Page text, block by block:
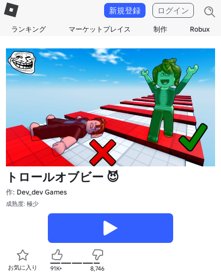
ランキング マーケットプレイス 制作 Robux
新規登録 ログイン
トロールオブビー 😈
作: Dev_dev Games
成熟度: 極少
お気に入り 91K+ 8,746